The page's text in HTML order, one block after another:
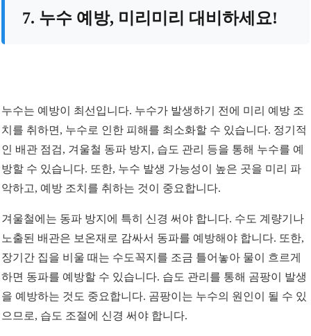
7. 누수 예방, 미리미리 대비하세요!
누수는 예방이 최선입니다. 누수가 발생하기 전에 미리 예방 조
치를 취하면, 누수로 인한 피해를 최소화할 수 있습니다. 정기적
인 배관 점검, 겨울철 동파 방지, 습도 관리 등을 통해 누수를 예
방할 수 있습니다. 또한, 누수 발생 가능성이 높은 곳을 미리 파
악하고, 예방 조치를 취하는 것이 중요합니다.
겨울철에는 동파 방지에 특히 신경 써야 합니다. 수도 계량기나
노출된 배관은 보온재로 감싸서 동파를 예방해야 합니다. 또한,
장기간 집을 비울 때는 수도꼭지를 조금 틀어놓아 물이 흐르게
하면 동파를 예방할 수 있습니다. 습도 관리를 통해 곰팡이 발생
을 예방하는 것도 중요합니다. 곰팡이는 누수의 원인이 될 수 있
으므로, 습도 조절에 신경 써야 합니다.